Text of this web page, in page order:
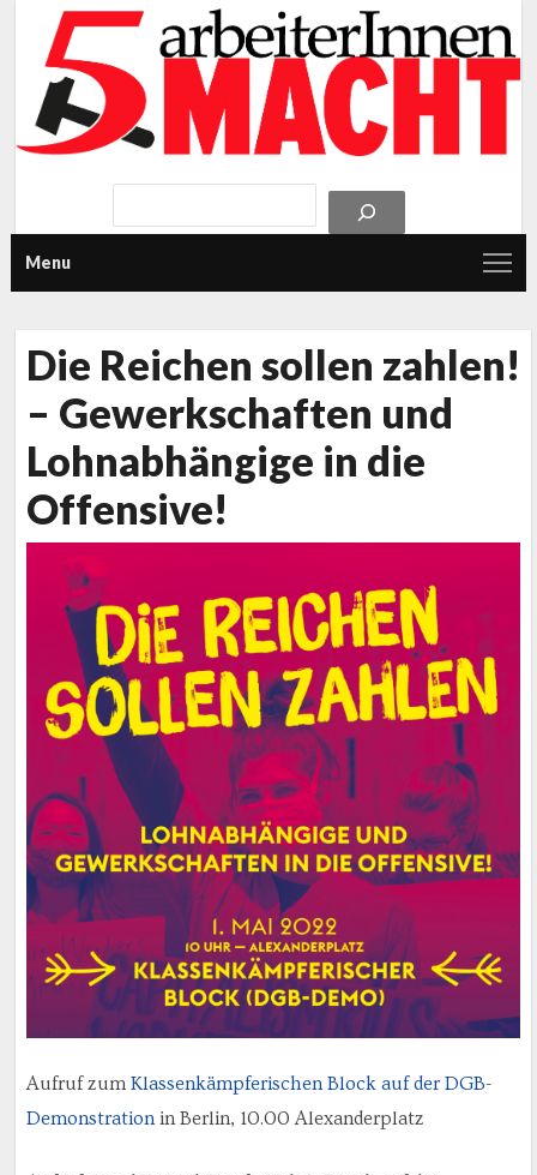
Menu
Die Reichen sollen zahlen!
– Gewerkschaften und
Lohnabhängige in die
Offensive!
Aufruf zum Klassenkämpferischen Block auf der DGB-
Demonstrationin Berlin, 10.00 Alexanderplatz